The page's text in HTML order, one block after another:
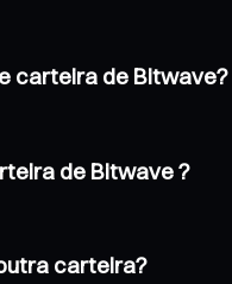
carteira de Bitwave?
de Bitwave ?
carteira?